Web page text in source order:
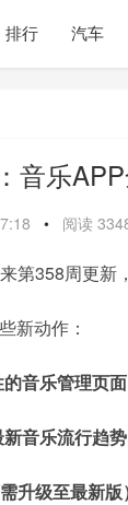
排行 汽车
音乐
• 阅读
第358周更新
新动作：
音乐管理页面
音乐流行趋势
升级至最新版